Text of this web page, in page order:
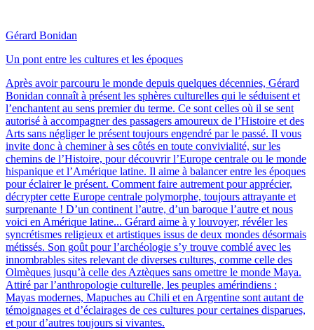
Gérard Bonidan
Un pont entre les cultures et les époques
Après avoir parcouru le monde depuis quelques décennies, Gérard
Bonidan connaît à présent les sphères culturelles qui le séduisent et
l’enchantent au sens premier du terme. Ce sont celles où il se sent
autorisé à accompagner des passagers amoureux de l’Histoire et des
Arts sans négliger le présent toujours engendré par le passé. Il vous
invite donc à cheminer à ses côtés en toute convivialité, sur les
chemins de l’Histoire, pour découvrir l’Europe centrale ou le monde
hispanique et l’Amérique latine. Il aime à balancer entre les époques
pour éclairer le présent. Comment faire autrement pour apprécier,
décrypter cette Europe centrale polymorphe, toujours attrayante et
surprenante ! D’un continent l’autre, d’un baroque l’autre et nous
voici en Amérique latine... Gérard aime à y louvoyer, révéler les
syncrétismes religieux et artistiques issus de deux mondes désormais
métissés. Son goût pour l’archéologie s’y trouve comblé avec les
innombrables sites relevant de diverses cultures, comme celle des
Olmèques jusqu’à celle des Aztèques sans omettre le monde Maya.
Attiré par l’anthropologie culturelle, les peuples amérindiens :
Mayas modernes, Mapuches au Chili et en Argentine sont autant de
témoignages et d’éclairages de ces cultures pour certaines disparues,
et pour d’autres toujours si vivantes.